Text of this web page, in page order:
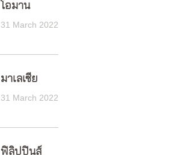
โอมาน
31 March 2022
มาเลเซีย
31 March 2022
ฟิลิปปินส์